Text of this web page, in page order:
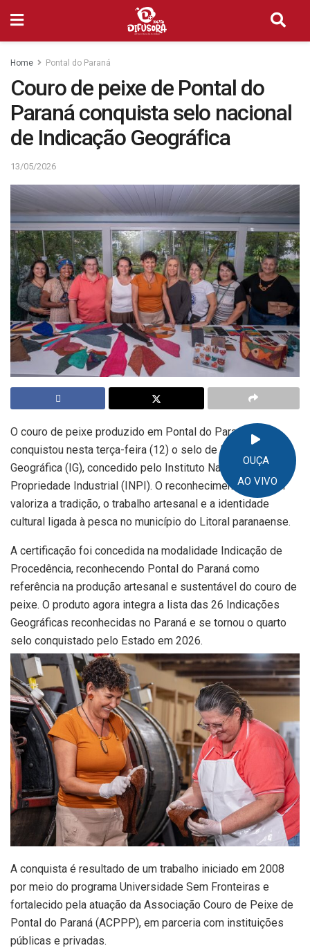
OUÇA
AO VIVO
Home Pontal do Paraná
Couro de peixe de Pontal do
Paraná conquista selo nacional
de Indicação Geográfica
13/05/2026
O couro de peixe produzido em Pontal do Paraná
conquistou nesta terça-feira (12) o selo de Indicação
Geográfica (IG), concedido pelo Instituto Nacional da
Propriedade Industrial (INPI). O reconhecimento nacional
valoriza a tradição, o trabalho artesanal e a identidade
cultural ligada à pesca no município do Litoral paranaense.
A certificação foi concedida na modalidade Indicação de
Procedência, reconhecendo Pontal do Paraná como
referência na produção artesanal e sustentável do couro de
peixe. O produto agora integra a lista das 26 Indicações
Geográficas reconhecidas no Paraná e se tornou o quarto
selo conquistado pelo Estado em 2026.
A conquista é resultado de um trabalho iniciado em 2008
por meio do programa Universidade Sem Fronteiras e
fortalecido pela atuação da Associação Couro de Peixe de
Pontal do Paraná (ACPPP), em parceria com instituições
públicas e privadas.